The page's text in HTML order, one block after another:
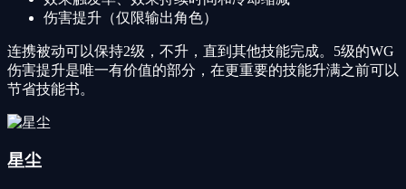
伤害提升（仅限输出角色）
连携被动可以保持2级，不升，直到其他技能完成。5级的WG
伤害提升是唯一有价值的部分，在更重要的技能升满之前可以
节省技能书。
星尘